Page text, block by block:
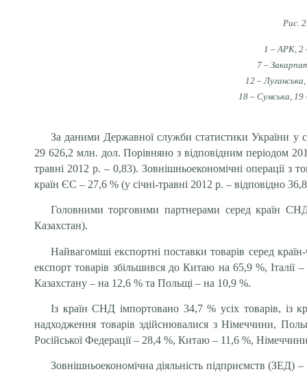
Рис.
1 – АРК, 2
7 –
12 –
18 – Сумська, 19
За даними Державної служби статистики України у
29 626,2 млн. дол. Порівняно з відповідним періодом
травні 2012 р. – 0,83). Зовнішньоекономічні операції з
країн ЄС – 27,6 % (у січні-травні 2012 р. – відповідно
Головними торговими партнерами серед країн
Казахстан).
Найвагоміші експортні поставки товарів серед
експорт товарів збільшився до Китаю на 65,9 %,
Казахстану – на 12,6 % та Польщі – на 10,9 %.
Із країн СНД імпортовано 34,7 % усіх товарів, із
надходження товарів здійснювалися з Німеччини,
Російської Федерації – 28,4 %, Китаю – 11,6 %,
Зовнішньоекономічна діяльність підприємств (ЗЕД)